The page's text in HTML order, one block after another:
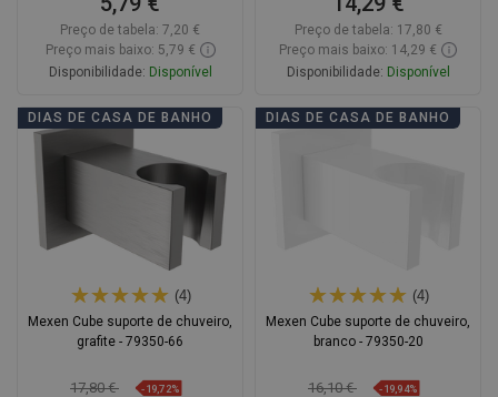
Preço de tabela: 7,20 €
Preço mais baixo: 5,79 €
Disponibilidade: Disponível
Adicionar
favorite_border Favoritos
Comparar
Preço de tabela: 17,80 €
Preço mais baixo: 14,29 €
Disponibilidade: Disponível
Adicionar
DIAS DE CASA DE BANHO
(4)
Mexen Cube suporte de chuveiro,
grafite - 79350-66
17,80 € -19,72%
DIAS DE CASA DE BANHO
(4)
Mexen Cube suporte de chuveiro,
branco - 79350-20
16,10 € -19,94%